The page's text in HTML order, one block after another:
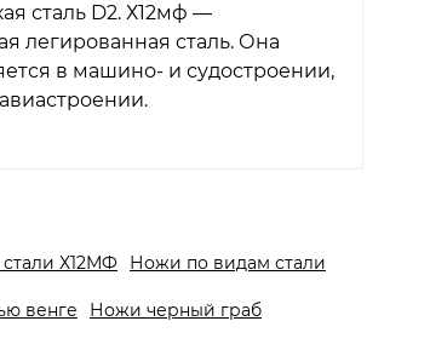
сталь D2. Х12мф —
легированная сталь. Она
в машино- и судостроении,
Х12МФ Ножи по видам стали
венге Ножи черный граб